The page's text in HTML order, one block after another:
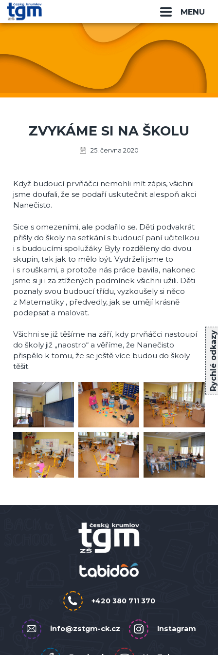
Rychlé odkazy
MENU
ZVYKÁME SI NA ŠKOLU
25. června 2020
Když budoucí prvňáčci nemohli mít zápis, všichni
jsme doufali, že se podaří uskutečnit alespoň akci
Nanečisto.
Sice s omezeními, ale podařilo se. Děti podvakrát
přišly do školy na setkání s budoucí paní učitelkou
i s budoucími spolužáky. Byly rozděleny do dvou
skupin, tak jak to mělo být. Vydrželi jsme to
i s rouškami, a protože nás práce bavila, nakonec
jsme si ji i za ztížených podmínek všichni užili. Děti
poznaly svou budoucí třídu, vyzkoušely si něco
z Matematiky , předvedly, jak se umějí krásně
podepsat a malovat.
Všichni se již těšíme na září, kdy prvňáčci nastoupí
do školy již „naostro“ a věříme, že Nanečisto
přispělo k tomu, že se ještě více budou do školy
těšit.
+420 380 711 370
info@zstgm-ck.cz Instagram